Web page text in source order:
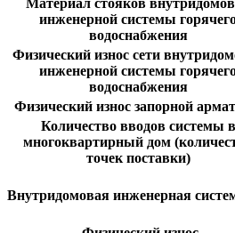
инженерной системы
водоснабжения
Физический износ сети
инженерной системы
водоснабжения
Физический износ запорной
Количество вводов системы в
многоквартирный дом
точек поставки)
Внутридомовая инженерная